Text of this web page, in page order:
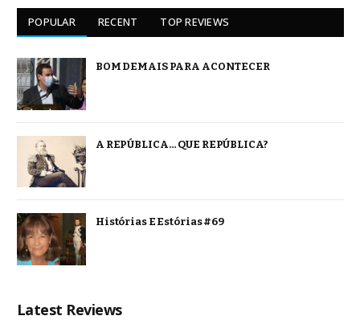
POPULAR RECENT TOP REVIEWS
BOM DEMAIS PARA ACONTECER
A REPÚBLICA… QUE REPÚBLICA?
Histórias E Estórias #69
Latest Reviews